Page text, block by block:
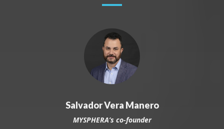
Salvador Vera Manero
MYSPHERA’s co-founder